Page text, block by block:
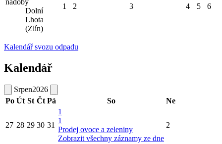
Dolní
Lhota
(Zlín)
1 2 3 4 5 6
Kalendář svozu odpadu
Kalendář
Srpen2026
Po Út St Čt Pá So Ne
27 28 29 30 31
1
1
Prodej ovoce a zeleniny
Zobrazit všechny záznamy ze dne
2